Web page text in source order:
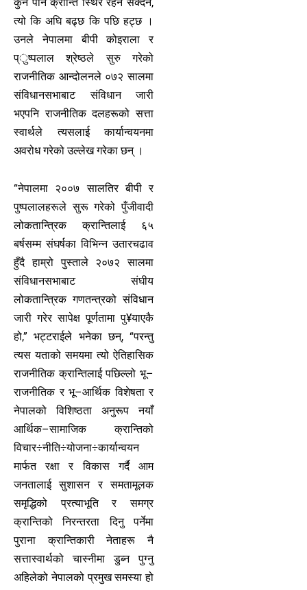
कुनै पनि क्रान्ति स्थिर रहन सक्दैन,
त्यो कि अघि बढ्छ कि पछि हट्छ ।
उनले नेपालमा बीपी कोइराला र
प्ुष्पलाल श्रेष्ठले सुरु गरेको
राजनीतिक आन्दोलनले ०७२ सालमा
संविधानसभाबाट संविधान जारी
भएपनि राजनीतिक दलहरूको सत्ता
स्वार्थले त्यसलाई कार्यान्वयनमा
अवरोध गरेको उल्लेख गरेका छन् ।
“नेपालमा २००७ सालतिर बीपी र
पुष्पलालहरूले सुरू गरेको पुँजीवादी
लोकतान्त्रिक क्रान्तिलाई ६५
बर्षसम्म संघर्षका विभिन्न उतारचढाव
हुँदै हाम्रो पुस्ताले २०७२ सालमा
संविधानसभाबाट संघीय
लोकतान्त्रिक गणतन्त्रको संविधान
जारी गरेर सापेक्ष पूर्णतामा पु¥याएकै
हो,” भट्टराईले भनेका छन्, “परन्तु
त्यस यताको समयमा त्यो ऐतिहासिक
राजनीतिक क्रान्तिलाई पछिल्लो भू–
राजनीतिक र भू–आर्थिक विशेषता र
नेपालको विशिष्ठता अनुरूप नयाँ
आर्थिक–सामाजिक क्रान्तिको
विचार÷नीति÷योजना÷कार्यान्वयन
मार्फत रक्षा र विकास गर्दै आम
जनतालाई सुशासन र समतामूलक
समृद्धिको प्रत्याभूति र समग्र
क्रान्तिको निरन्तरता दिनु पर्नेमा
पुराना क्रान्तिकारी नेताहरू नै
सत्तास्वार्थको चास्नीमा डुब्न पुग्नु
अहिलेको नेपालको प्रमुख समस्या हो